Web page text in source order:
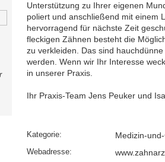
Unterstützung zu Ihrer eigenen
poliert und anschließend mit einem
hervorragend für nächste Zeit
fleckigen Zähnen besteht die
zu verkleiden. Das sind
werden. Wenn wir Ihr Interesse
in unserer Praxis.
Ihr Praxis-Team Jens Peuker und
Kategorie: Medizin-
Webadresse: